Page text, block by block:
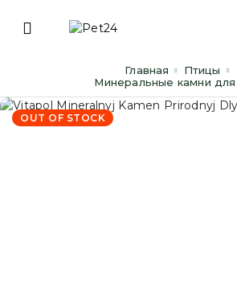
Главная
Птицы
Минеральные камни
OUT OF STOCK